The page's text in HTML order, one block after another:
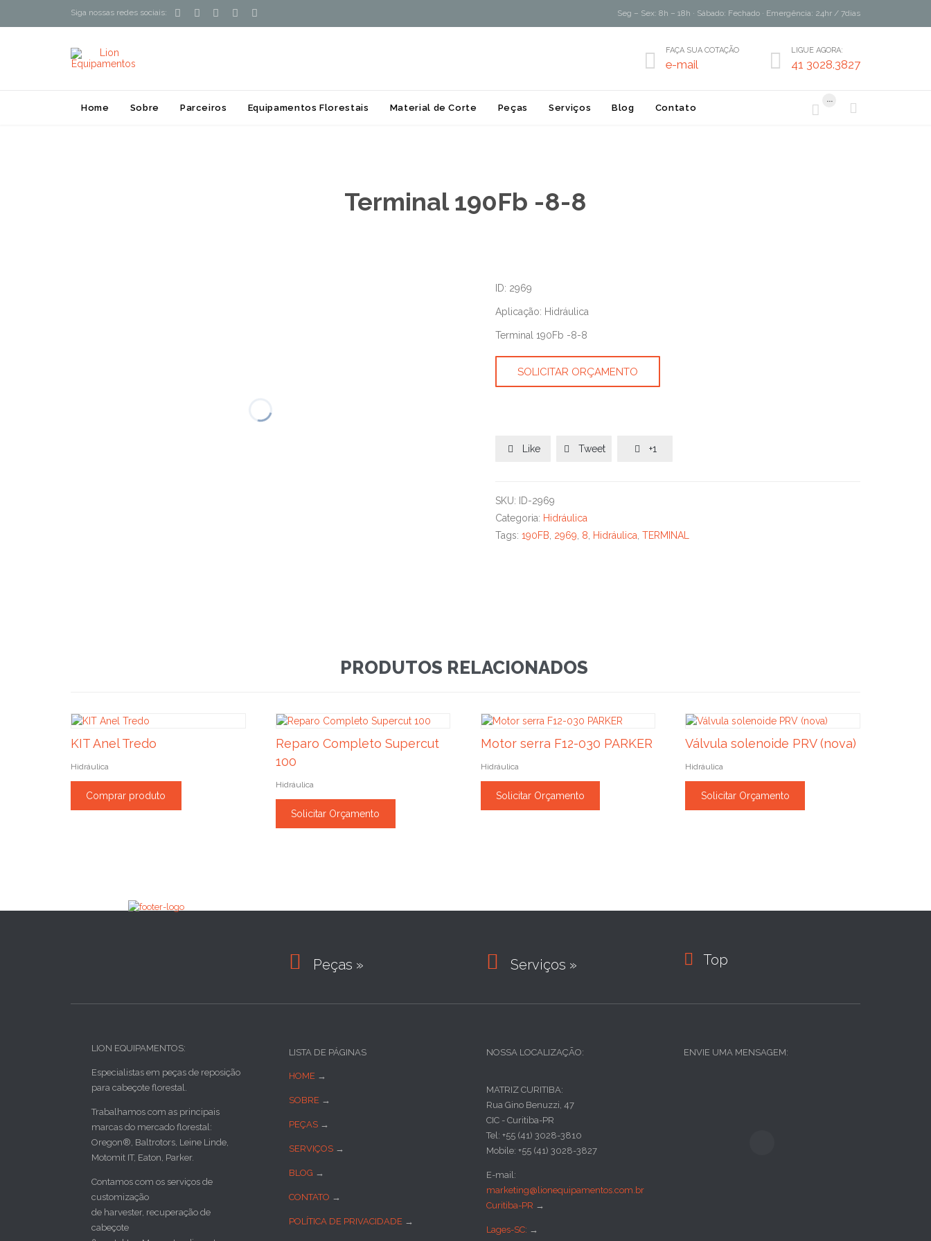
Siga nossas redes sociais:      Seg – Sex: 8h – 18h · Sábado: Fechado · Emergência: 24hr / 7dias
 FAÇA SUA COTAÇÃO
e-mail  LIGUE AGORA:
41 3028.3827
to
Home Sobre Parceiros Equipamentos Florestais Material de Corte Peças Serviços Blog Contato 
...

Terminal 190Fb -8-8
ID: 2969
Aplicação: Hidráulica
Terminal 190Fb -8-8
SOLICITAR ORÇAMENTO
 Like  Tweet  +1
SKU:
ID-2969
Categoria: Hidráulica
Tags: 190FB, 2969, 8, Hidráulica, TERMINAL
PRODUTOS RELACIONADOS
KIT Anel Tredo
Hidráulica
Comprar produto
Reparo Completo Supercut
100
Hidráulica
Solicitar Orçamento
Motor serra F12-030 PARKER
Hidráulica
Solicitar Orçamento
Válvula solenoide PRV (nova)
Hidráulica
Solicitar Orçamento
 Peças »  Serviços »  Top
LION EQUIPAMENTOS:
Especialistas em peças de reposição
para cabeçote florestal.
Trabalhamos com as principais
marcas do mercado florestal:
Oregon®, Baltrotors, Leine Linde,
Motomit IT, Eaton, Parker.
Contamos com os serviços de
customização
de harvester, recuperação de
cabeçote
LISTA DE PÁGINAS
HOME →
SOBRE →
PEÇAS →
SERVIÇOS →
BLOG →
CONTATO →
POLÍTICA DE PRIVACIDADE →
NOSSA LOCALIZAÇÃO:
MATRIZ CURITIBA:
Rua Gino Benuzzi, 47
CIC - Curitiba-PR
Tel: +55 (41) 3028-3810
Mobile: +55 (41) 3028-3827
E-mail:
marketing@lionequipamentos.com.br
Curitiba-PR →
Lages-SC: →
ENVIE UMA MENSAGEM: